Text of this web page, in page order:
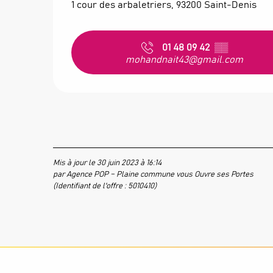
1 cour des arbaletriers, 93200 Saint-Denis
01 48 09 42 ▒▒
mohandnait43@gmail.com
Mis à jour le 30 juin 2023 à 16:14
par Agence POP – Plaine commune vous Ouvre ses Portes
(Identifiant de l'offre : 5010410)